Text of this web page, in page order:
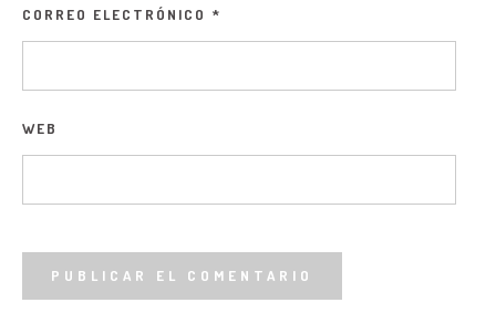
CORREO ELECTRÓNICO *
WEB